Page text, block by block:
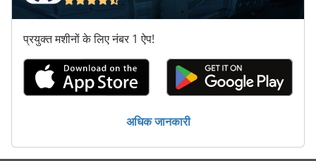
प्रयुक्त मशीनों के लिए नंबर 1 ऐप!
अधिक जानकारी